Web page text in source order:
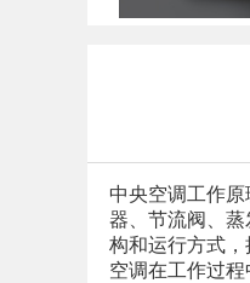
中央空调工作
器、节流阀、
构和运行方式，
空调在工作过